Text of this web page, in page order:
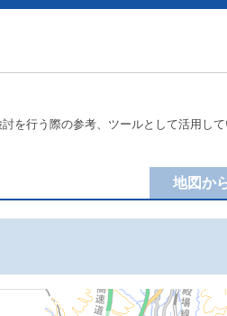
行う際の参考、ツールとして活用して
地図か